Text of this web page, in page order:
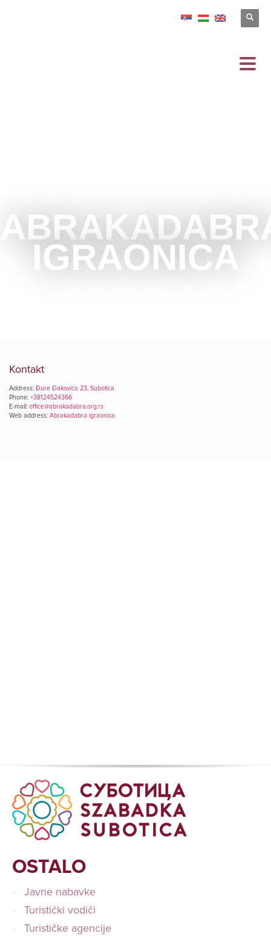
IGRAONICA
Kontakt
Address: Đure Đakovića 23, Subotica
Phone: +38124524366
E-mail: office@abrakadabra.org.rs
Web address: Abrakadabra igraonica
OSTALO
Javne nabavke
Turistički vodiči
Turističke agencije